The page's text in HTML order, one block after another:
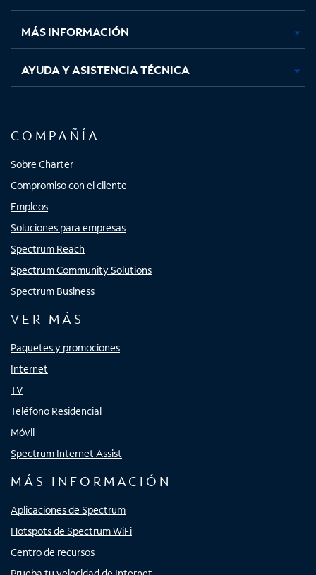
nuevanuevanuevanueva
MÁS INFORMACIÓN
AYUDA Y ASISTENCIA TÉCNICA
COMPAÑÍA
Sobre Charter
Compromiso con el cliente
Empleos
Soluciones para empresas
Spectrum Reach
Spectrum Community Solutions
Spectrum Business
VER MÁS
Paquetes y promociones
Internet
TV
Teléfono Residencial
Móvil
Spectrum Internet Assist
MÁS INFORMACIÓN
Aplicaciones de Spectrum
Hotspots de Spectrum WiFi
Centro de recursos